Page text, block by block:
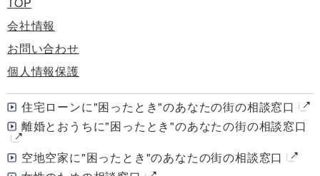
会社情報
お問い合わせ
個人情報保護
住宅ローンに"困ったとき"のあなたの街の相談窓口
離婚とおうちに"困ったとき"のあなたの街の相談窓口
空地空家に"困ったとき"のあなたの街の相談窓口